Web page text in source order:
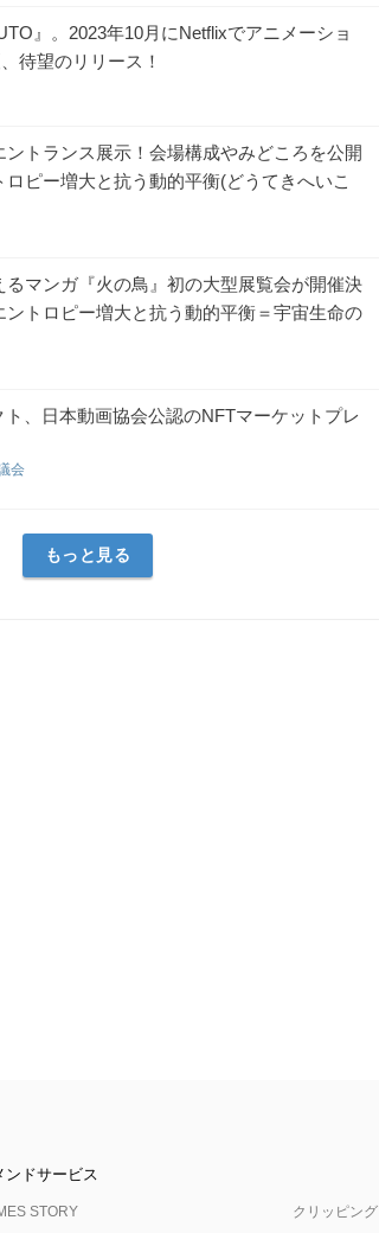
』。2023年10月にNetflixでアニメーショ
待望のリリース！
トランス展示！会場構成やみどころを公開
ピー増大と抗う動的平衡(どうてきへいこ
マンガ『火の鳥』初の大型展覧会が開催決
トロピー増大と抗う動的平衡＝宇宙生命の
、日本動画協会公認のNFTマーケットプレ
会
もっと見る
ンドサービス
STORY クリッピング